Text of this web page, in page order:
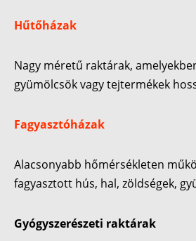
Hűtőházak
Nagy méretű raktárak,
gyümölcsök vagy tejtermékek
Fagyasztóházak
Alacsonyabb hőmérsékleten
fagyasztott hús, hal, zöldségek,
Gyógyszerészeti raktárak